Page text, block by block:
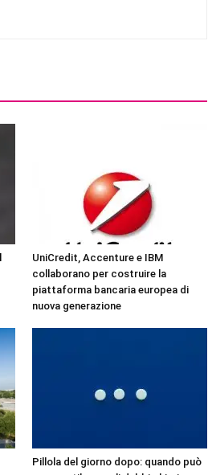
UniCredit, Accenture e IBM
collaborano per costruire la
piattaforma bancaria europea di
nuova generazione
Pillola del giorno dopo: quando può